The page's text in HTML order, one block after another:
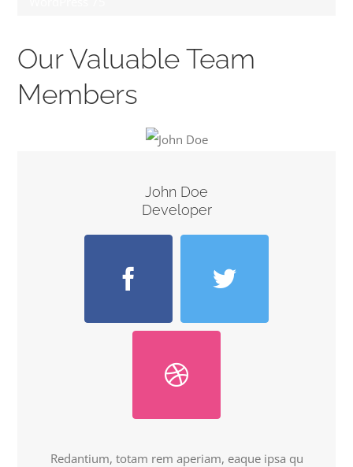
Our Valuable Team
Members
John Doe
Developer
Redantium, totam rem aperiam, eaque ipsa qu